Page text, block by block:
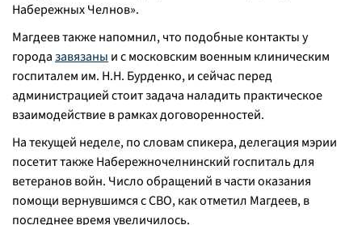
Набережных Челнов».
Магдеев также напомнил, что подобные контакты у
городазавязаны и с московским военным клиническим
госпиталем им. Н.Н. Бурденко, и сейчас перед
администрацией стоит задача наладить практическое
взаимодействие в рамках договоренностей.
На текущей неделе, по словам спикера, делегация мэрии
посетит также Набережночелнинский госпиталь для
ветеранов войн. Число обращений в части оказания
помощи вернувшимся с СВО, как отметил Магдеев, в
последнее время увеличилось.